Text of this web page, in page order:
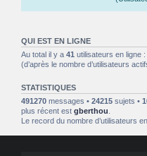
QUI EST EN LIGNE
Au total il y a41 utilisateurs en ligne
(d’après le nombre d’utilisateurs
STATISTIQUES
491270 messages •24215 sujets •
plus récent estgberthou.
Le record du nombre d’utilisateurs